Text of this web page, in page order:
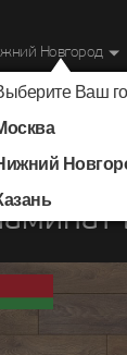
Новгород
Ваш
г. Нижний